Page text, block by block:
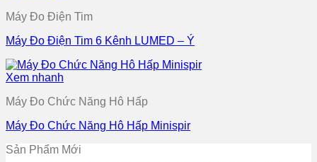
Máy Đo Điện Tim
Máy Đo Điện Tim 6 Kênh LUMED – Ý
Xem nhanh
Máy Đo Chức Năng Hô Hấp
Máy Đo Chức Năng Hô Hấp Minispir
Sản Phẩm Mới